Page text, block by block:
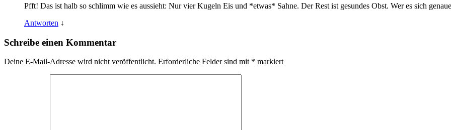
Pfft! Das ist halb so schlimm wie es aussieht: Nur vier Kugeln Eis und *etwas* Sahne. Der Rest ist gesundes Obst. Wer es sich
Antworten ↓
Schreibe einen Kommentar
Deine E-Mail-Adresse wird nicht veröffentlicht. Erforderliche Felder sind mit * markiert